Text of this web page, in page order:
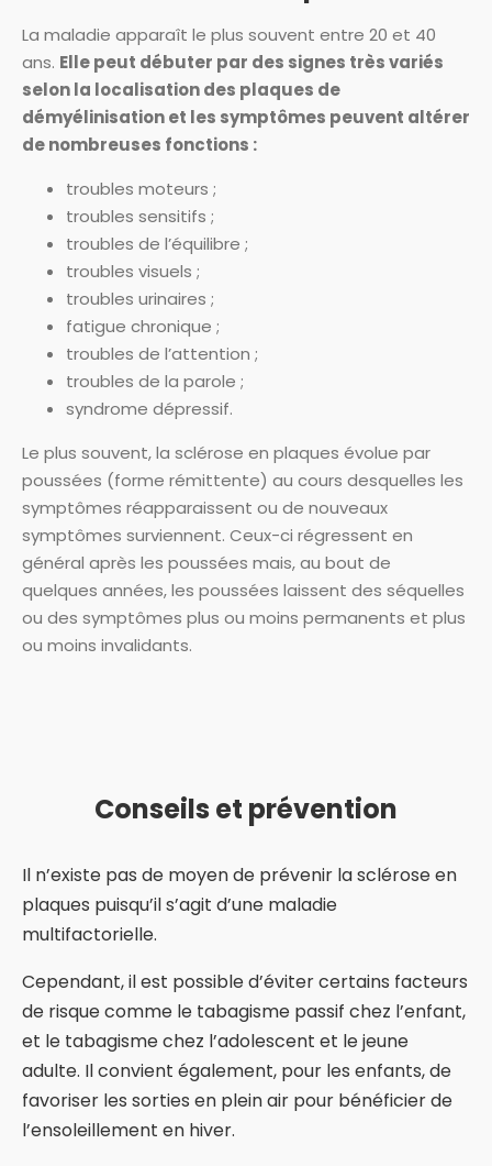
La maladie apparaît le plus souvent entre 20 et 40
ans. Elle peut débuter par des signes très variés
selon la localisation des plaques de
démyélinisation et les symptômes peuvent altérer
de nombreuses fonctions :
troubles moteurs ;
troubles sensitifs ;
troubles de l’équilibre ;
troubles visuels ;
troubles urinaires ;
fatigue chronique ;
troubles de l’attention ;
troubles de la parole ;
syndrome dépressif.
Le plus souvent, la sclérose en plaques évolue par
poussées (forme rémittente) au cours desquelles les
symptômes réapparaissent ou de nouveaux
symptômes surviennent. Ceux-ci régressent en
général après les poussées mais, au bout de
quelques années, les poussées laissent des séquelles
ou des symptômes plus ou moins permanents et plus
ou moins invalidants.
Conseils et prévention
Il n’existe pas de moyen de prévenir la sclérose en
plaques puisqu’il s’agit d’une maladie
multifactorielle.
Cependant, il est possible d’éviter certains facteurs
de risque comme le tabagisme passif chez l’enfant,
et le tabagisme chez l’adolescent et le jeune
adulte. Il convient également, pour les enfants, de
favoriser les sorties en plein air pour bénéficier de
l’ensoleillement en hiver.